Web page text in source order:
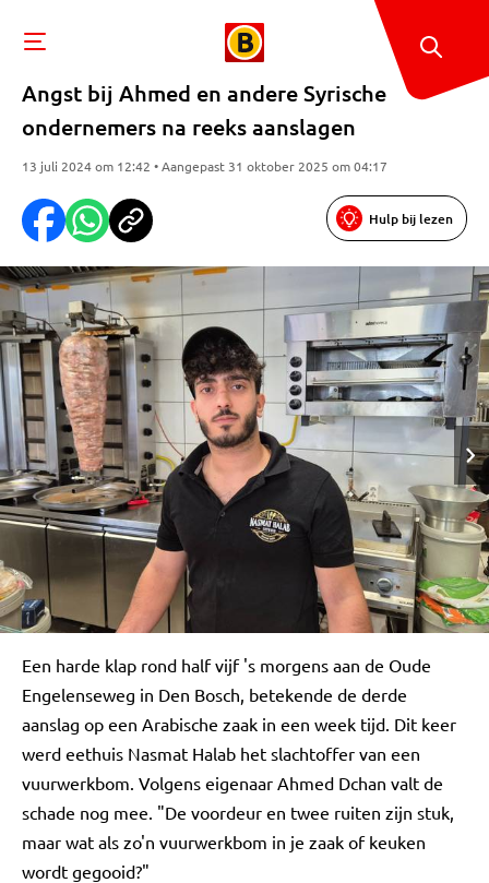
Angst bij Ahmed en andere Syrische
ondernemers na reeks aanslagen
13 juli 2024 om 12:42 • Aangepast 31 oktober 2025 om 04:17
Hulp bij lezen
Een harde klap rond half vijf 's morgens aan de Oude
Engelenseweg in Den Bosch, betekende de derde
aanslag op een Arabische zaak in een week tijd. Dit keer
werd eethuis Nasmat Halab het slachtoffer van een
vuurwerkbom. Volgens eigenaar Ahmed Dchan valt de
schade nog mee. "De voordeur en twee ruiten zijn stuk,
maar wat als zo'n vuurwerkbom in je zaak of keuken
wordt gegooid?"